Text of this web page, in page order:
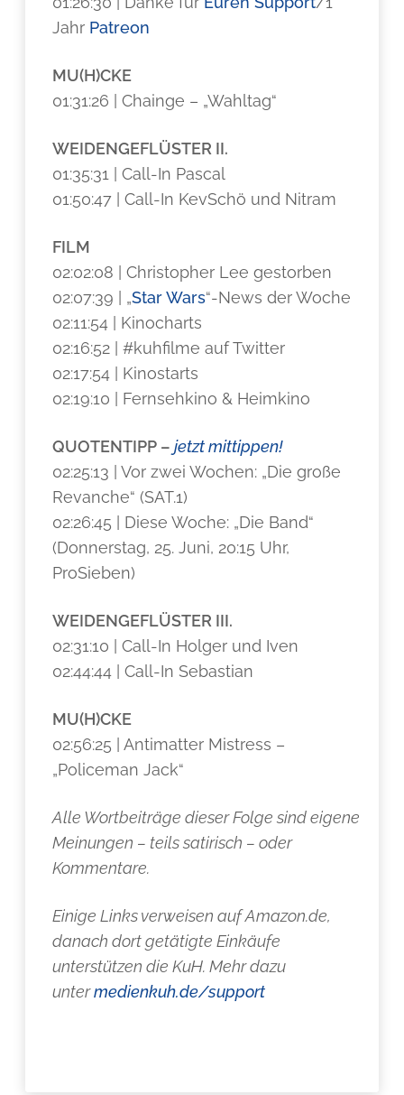
Jahr Patreon
MU(H)CKE
01:31:26 | Chainge – „Wahltag“
WEIDENGEFLÜSTER II.
01:35:31 | Call-In Pascal
01:50:47 | Call-In KevSchö und Nitram
FILM
02:02:08 | Christopher Lee gestorben
02:07:39 | „Star Wars“-News der Woche
02:11:54 | Kinocharts
02:16:52 | #kuhfilme auf Twitter
02:17:54 | Kinostarts
02:19:10 | Fernsehkino & Heimkino
QUOTENTIPP –jetzt mittippen!
02:25:13 | Vor zwei Wochen: „Die große
Revanche“ (SAT.1)
02:26:45 | Diese Woche: „Die Band“
(Donnerstag, 25. Juni, 20:15 Uhr,
ProSieben)
WEIDENGEFLÜSTER III.
02:31:10 | Call-In Holger und Iven
02:44:44 | Call-In Sebastian
MU(H)CKE
02:56:25 | Antimatter Mistress –
„Policeman Jack“
Alle Wortbeiträge dieser Folge sind eigene
Meinungen – teils satirisch – oder
Kommentare.
Einige Links verweisen auf Amazon.de,
danach dort getätigte Einkäufe
unterstützen die KuH. Mehr dazu
untermedienkuh.de/support